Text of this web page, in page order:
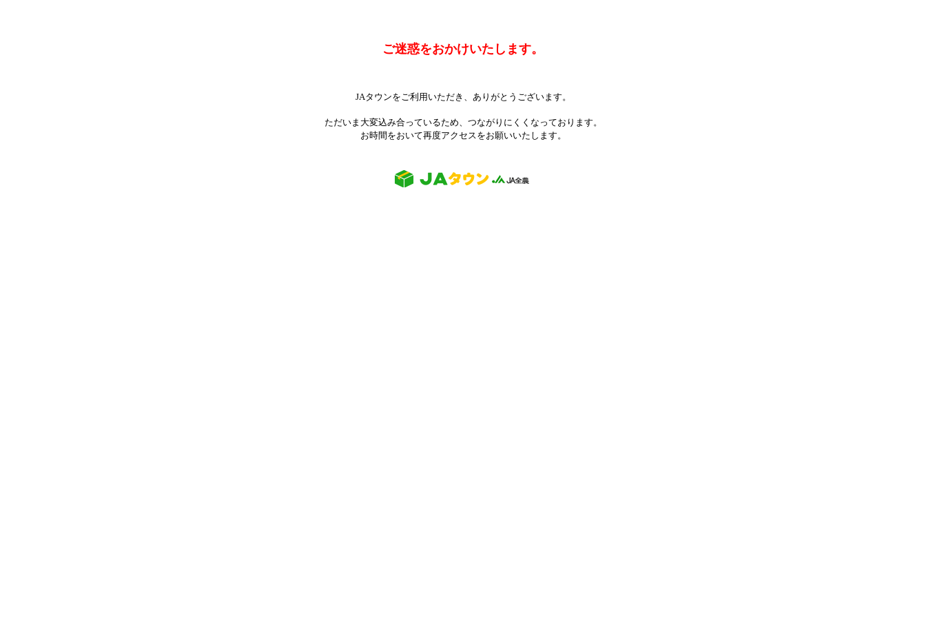
ご迷惑をおかけいたします。
JAタウンをご利用いただき、ありがとうございます。
ただいま大変込み合っているため、つながりにくくなっております。
お時間をおいて再度アクセスをお願いいたします。